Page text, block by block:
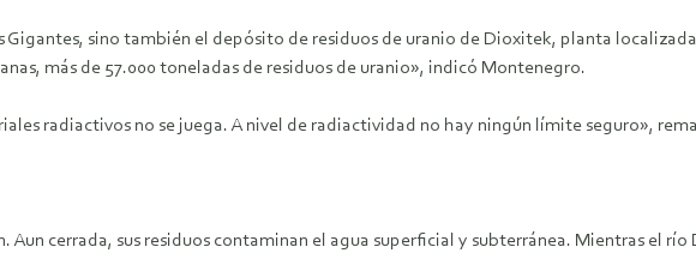
Gigantes, sino también el depósito de residuos de uranio de Dioxitek, planta
más de 57.000 toneladas de residuos de uranio», indicó Montenegro.
radiactivos no se juega. A nivel de radiactividad no hay ningún límite seguro»,
cerrada, sus residuos contaminan el agua superficial y subterránea. Mientras el